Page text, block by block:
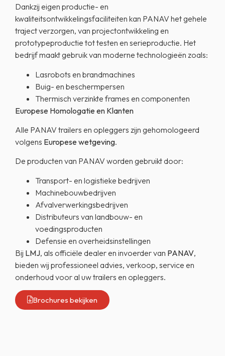
Dankzij eigen productie- en
kwaliteitsontwikkelingsfaciliteiten kan PANAV het gehele
traject verzorgen, van projectontwikkeling en
prototypeproductie tot testen en serieproductie. Het
bedrijf maakt gebruik van moderne technologieën zoals:
Lasrobots en brandmachines
Buig- en beschermpersen
Thermisch verzinkte frames en componenten
Europese Homologatie en Klanten
Alle PANAV trailers en opleggers zijn gehomologeerd
volgens Europese wetgeving.
De producten van PANAV worden gebruikt door:
Transport- en logistieke bedrijven
Machinebouwbedrijven
Afvalverwerkingsbedrijven
Distributeurs van landbouw- en
voedingsproducten
Defensie en overheidsinstellingen
Bij LMJ, als officiële dealer en invoerder van PANAV,
bieden wij professioneel advies, verkoop, service en
onderhoud voor al uw trailers en opleggers.
Brochures bekijken